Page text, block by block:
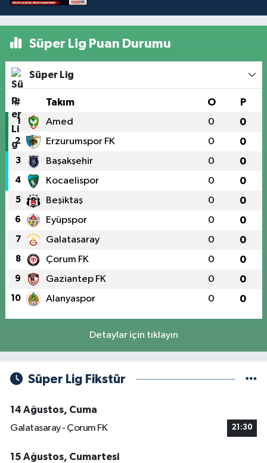
Süper Lig Puan Durumu
Süper Lig
# Takım O P
1 Amed 0 0
2 Erzurumspor FK 0 0
3 Başakşehir 0 0
4 Kocaelispor 0 0
5 Beşiktaş 0 0
6 Eyüpspor 0 0
7 Galatasaray 0 0
8 Çorum FK 0 0
9 Gaziantep FK 0 0
10 Alanyaspor 0 0
Detaylar için tıklayın
Süper Lig Fikstür
14 Ağustos, Cuma
Galatasaray - Çorum FK
21:30
15 Ağustos, Cumartesi